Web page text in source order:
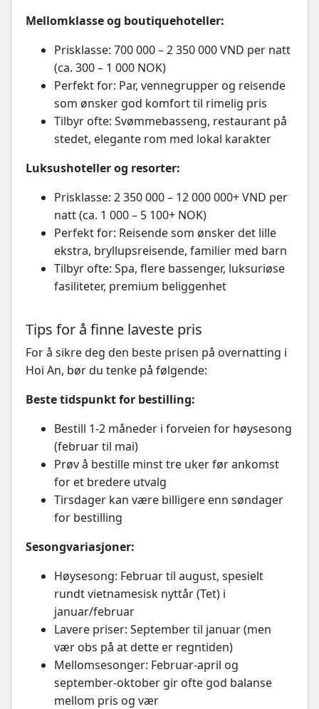
Mellomklasse og boutiquehoteller:
Prisklasse: 700 000 – 2 350 000 VND per natt
(ca. 300 – 1 000 NOK)
Perfekt for: Par, vennegrupper og reisende
som ønsker god komfort til rimelig pris
Tilbyr ofte: Svømmebasseng, restaurant på
stedet, elegante rom med lokal karakter
Luksushoteller og resorter:
Prisklasse: 2 350 000 – 12 000 000+ VND per
natt (ca. 1 000 – 5 100+ NOK)
Perfekt for: Reisende som ønsker det lille
ekstra, bryllupsreisende, familier med barn
Tilbyr ofte: Spa, flere bassenger, luksuriøse
fasiliteter, premium beliggenhet
Tips for å finne laveste pris
For å sikre deg den beste prisen på overnatting i
Hoi An, bør du tenke på følgende:
Beste tidspunkt for bestilling:
Bestill 1-2 måneder i forveien for høysesong
(februar til mai)
Prøv å bestille minst tre uker før ankomst
for et bredere utvalg
Tirsdager kan være billigere enn søndager
for bestilling
Sesongvariasjoner:
Høysesong: Februar til august, spesielt
rundt vietnamesisk nyttår (Tet) i
januar/februar
Lavere priser: September til januar (men
vær obs på at dette er regntiden)
Mellomsesonger: Februar-april og
september-oktober gir ofte god balanse
mellom pris og vær